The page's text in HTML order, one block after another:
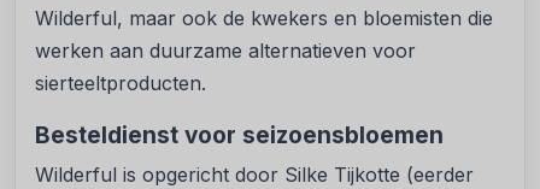
Wilderful, maar ook de kwekers en bloemisten die
werken aan duurzame alternatieven voor
sierteeltproducten.
Besteldienst voor seizoensbloemen
Wilderful is opgericht door Silke Tijkotte (eerder